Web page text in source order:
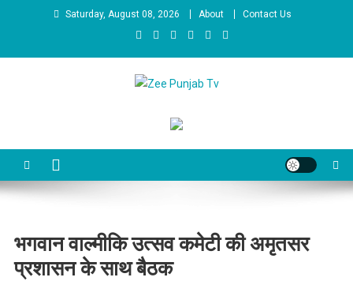
Skip to contentSaturday, August 08, 2026 About Contact Us
Zee Punjab Tv
भगवान वाल्मीकि उत्सव कमेटी की अमृतसर
प्रशासन के साथ बैठक